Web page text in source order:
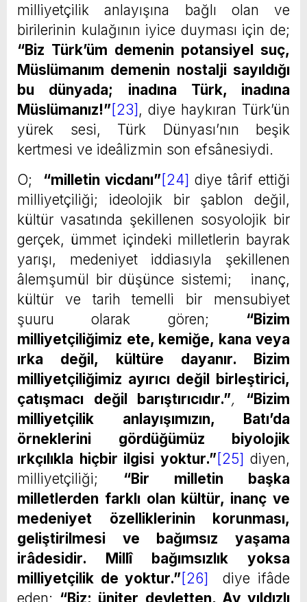
milliyetçilik anlayışına bağlı olan ve
birilerinin kulağının iyice duyması için de;
“Biz Türk’üm demenin potansiyel suç,
Müslümanım demenin nostalji sayıldığı
bu dünyada; inadına Türk, inadına
Müslümanız!” [23] , diye haykıran Türk’ün
yürek sesi, Türk Dünyası’nın beşik
kertmesi ve ideâlizmin son efsânesiydi.
O; “milletin vicdanı” [24] diye târif ettiği
milliyetçiliği; ideolojik bir şablon değil,
kültür vasatında şekillenen sosyolojik bir
gerçek, ümmet içindeki milletlerin bayrak
yarışı, medeniyet iddiasıyla şekillenen
âlemşumül bir düşünce sistemi; inanç,
kültür ve tarih temelli bir mensubiyet
şuuru olarak gören; “Bizim
milliyetçiliğimiz ete, kemiğe, kana veya
ırka değil, kültüre dayanır. Bizim
milliyetçiliğimiz ayırıcı değil birleştirici,
çatışmacı değil barıştırıcıdır.”, “Bizim
milliyetçilik anlayışımızın, Batı’da
örneklerini gördüğümüz biyolojik
ırkçılıkla hiçbir ilgisi yoktur.” [25] diyen,
milliyetçiliği; “Bir milletin başka
milletlerden farklı olan kültür, inanç ve
medeniyet özelliklerinin korunması,
geliştirilmesi ve bağımsız yaşama
irâdesidir. Millî bağımsızlık yoksa
milliyetçilik de yoktur.” [26] diye ifâde
eden; “Biz; üniter devletten, Ay yıldızlı